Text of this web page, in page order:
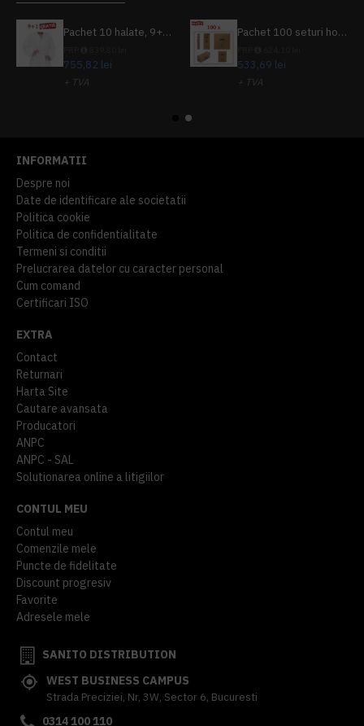
Pachet 10 halate, 9+1 gratuit
755,82 lei
+ TVA
Pachet 100 seturi hoteliere, set dentar, set barbierit, casca de dus, pila unghii, set cusut
533,69 lei
+ TVA
INFORMATII
Despre noi
Date de identificare ale societatii
Politica cookie
Politica de confidentialitate
Termeni si conditii
Prelucrarea datelor cu caracter personal
Cum comand
Certificari ISO
EXTRA
Contact
Returnari
Harta Site
Cautare avansata
Producatori
ANPC
ANPC - SAL
Solutionarea online a litigiilor
CONTUL MEU
Contul meu
Comenzile mele
Puncte de fidelitate
Discount progresiv
Favorite
Adresele mele
SANITO DISTRIBUTION
WEST BUSINESS CAMPUS
Strada Preciziei, Nr, 3W, Sector 6, Bucuresti
0314 100 110